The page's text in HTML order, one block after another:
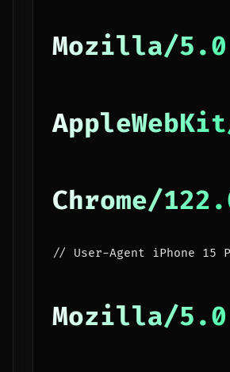
Mozilla/5.0
Chrome/
// User-Agent iPhone 15
Mozilla/5.0